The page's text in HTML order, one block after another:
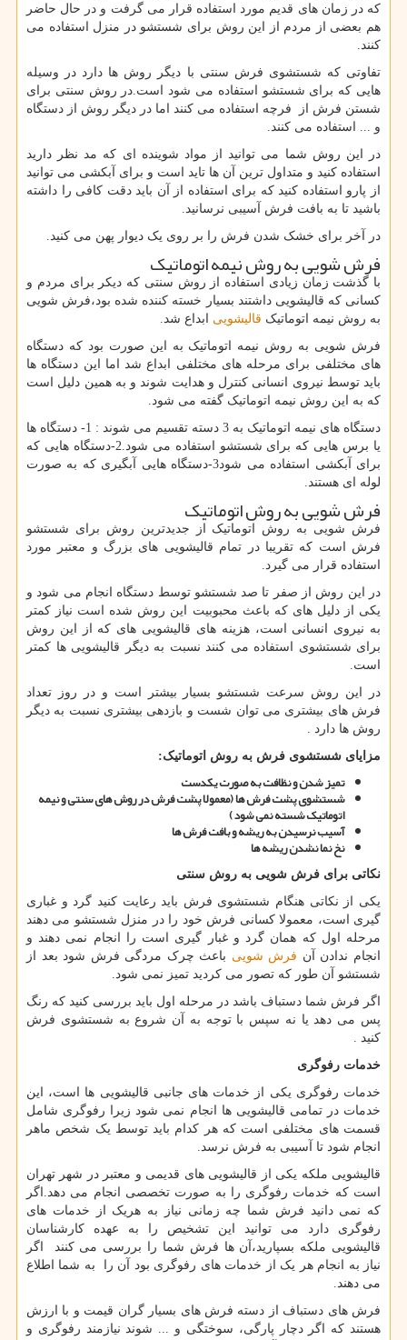
که در زمان های قدیم مورد استفاده قرار می گرفت و در حال حاضر
هم بعضی از مردم از این روش برای شستشو در منزل استفاده می
کنند.
تفاوتی که شستشوی فرش سنتی با دیگر روش ها دارد در وسیله
هایی که برای شستشو استفاده می شود است.در روش سنتی برای
شستن فرش از فرچه استفاده می کنند اما در دیگر روش از دستگاه
و ... استفاده می کنند.
در این روش شما می توانید از مواد شوینده ای که مد نظر دارید
استفاده کنید و متداول ترین آن ها تاید است و برای آبکشی می توانید
از پارو استفاده کنید که برای استفاده از آن باید دقت کافی را داشته
باشید تا به بافت فرش آسیبی نرسانید.
در آخر برای خشک شدن فرش را بر روی یک دیوار پهن می کنید.
فرش شویی به روش نیمه اتوماتیک
با گذشت زمان زیادی استفاده از روش سنتی که دیکر برای مردم و
کسانی که قالیشویی داشتند بسیار خسته کننده شده بود،فرش شویی
به روش نیمه اتوماتیک قالیشویی ابداع شد.
فرش شویی به روش نیمه اتوماتیک به این صورت بود که دستگاه
های مختلفی برای مرحله های مختلفی ابداع شد اما این دستگاه ها
باید توسط نیروی انسانی کنترل و هدایت شوند و به همین دلیل است
که به این روش نیمه اتوماتیک گفته می شود.
دستگاه های نیمه اتوماتیک به 3 دسته تقسیم می شوند : 1- دستگاه ها
یا برس هایی که برای شستشو استفاده می شود.2-دستگاه هایی که
برای آبکشی استفاده می شود3-دستگاه هایی آبگیری که به صورت
لوله ای هستند.
فرش شویی به روش اتوماتیک
فرش شویی به روش اتوماتیک از جدیدترین روش برای شستشو
فرش است که تقریبا در تمام قالیشویی های بزرگ و معتبر مورد
استفاده قرار می گیرد.
در این روش از صفر تا صد شستشو توسط دستگاه انجام می شود و
یکی از دلیل های که باعث محبوبیت این روش شده است نیاز کمتر
به نیروی انسانی است، هزینه های قالیشویی های که از این روش
برای شستشوی استفاده می کنند نسبت به دیگر قالیشویی ها کمتر
است.
در این روش سرعت شستشو بسیار بیشتر است و در روز تعداد
فرش های بیشتری می توان شست و بازدهی بیشتری نسبت به دیگر
روش ها دارد .
مزایای شستشوی فرش به روش اتوماتیک:
تمیز شدن و نظافت به صورت یکدست
شستشوی پشت فرش ها (معمولا پشت فرش در روش های سنتی و نیمه
اتوماتیک شسته نمی شود)
آسیب نرسیدن به ریشه و بافت فرش ها
نخ نما نشدن ریشه ها
نکاتی برای فرش شویی به روش سنتی
یکی از نکاتی هنگام شستشوی فرش باید رعایت کنید گرد و غباری
گیری است، معمولا کسانی فرش خود را در منزل شستشو می دهند
مرحله اول که همان گرد و غبار گیری است را انجام نمی دهند و
انجام ندادن آن فرش شویی باعث چرک مردگی فرش شود بعد از
شستشو آن طور که تصور می کردید تمیز نمی شود.
اگر فرش شما دستباف باشد در مرحله اول باید بررسی کنید که رنگ
پس می دهد یا نه سپس با توجه به آن شروع به شستشوی فرش
کنید .
خدمات رفوگری
خدمات رفوگری یکی از خدمات های جانبی قالیشویی ها است، این
خدمات در تمامی قالیشویی ها انجام نمی شود زیرا رفوگری شامل
قسمت های مختلفی است که هر کدام باید توسط یک شخص ماهر
انجام شود تا آسیبی به فرش نرسد.
قالیشویی ملکه یکی از قالیشویی های قدیمی و معتبر در شهر تهران
است که خدمات رفوگری را به صورت تخصصی انجام می دهد.اگر
که نمی دانید فرش شما چه زمانی نیاز به هریک از خدمات های
رفوگری دارد می توانید این تشخیص را به عهده کارشناسان
قالیشویی ملکه بسپارید،آن ها فرش شما را بررسی می کنند اگر
نیاز به انجام هر یک از خدمات های رفوگری بود آن را به شما اطلاع
می دهند.
فرش های دستباف از دسته فرش های بسیار گران قیمت و با ارزش
هستند که اگر دچار پارگی، سوختگی و ... شوند نیازمند رفوگری و